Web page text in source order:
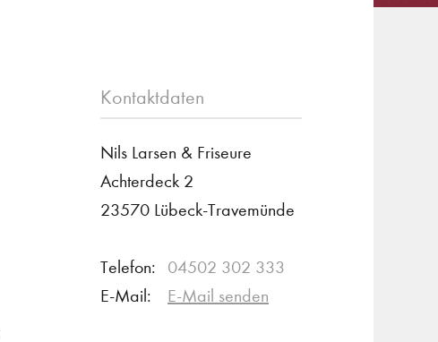
Kontaktdaten
Nils Larsen & Friseure
Achterdeck 2
23570 Lübeck-Travemünde
Telefon:
04502 302 333
E-Mail:
E-Mail senden